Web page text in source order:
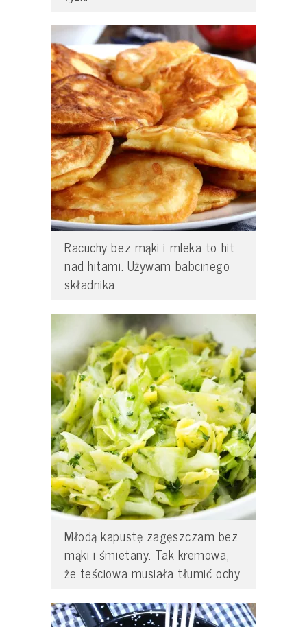
Racuchy bez mąki i mleka to hit
nad hitami. Używam babcinego
składnika
Młodą kapustę zagęszczam bez
mąki i śmietany. Tak kremowa,
że teściowa musiała tłumić ochy